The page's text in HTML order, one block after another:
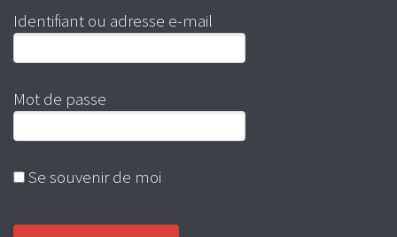
Identifiant ou adresse e-mail
Mot de passe
Se souvenir de moi